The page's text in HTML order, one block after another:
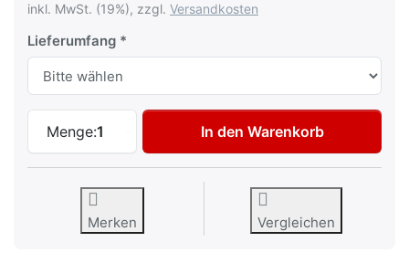
inkl. MwSt. (19%), zzgl. Versandkosten
Lieferumfang
Menge:1
Autolack Spraydose für Volkswagen VW
In den Warenkorb
Merken Vergleichen